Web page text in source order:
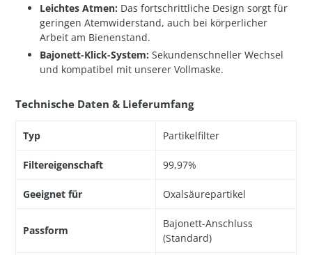
Leichtes Atmen: Das fortschrittliche Design sorgt für
geringen Atemwiderstand, auch bei körperlicher
Arbeit am Bienenstand.
Bajonett-Klick-System: Sekundenschneller Wechsel
und kompatibel mit unserer Vollmaske.
Technische Daten & Lieferumfang
Typ Partikelfilter
Filtereigenschaft 99,97%
Geeignet für Oxalsäurepartikel
Passform
Bajonett-Anschluss
(Standard)